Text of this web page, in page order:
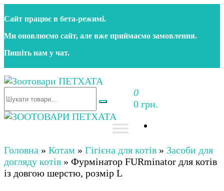
до
контенту
Сайт працює в бета‑режимі.
Ми оновлюємо сайт, але вже приймаємо замовлення.
Пишіть нам у чат.
Зоотовари ПЕТХАТА
Зоомагазин для собак та котів | Корм, іграшки,
аксесуари та догляд за тваринами. Доставка по
0
0 грн.
аксесуари та догляд за тваринами. Доставка по
Україні
Головна » Котам » Гігієна для котів » Засоби для
догляду котів » Фурмінатор FURminator для котів
із довгою шерстю, розмір L